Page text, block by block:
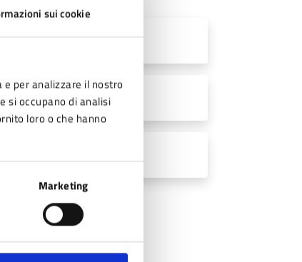
sui cookie
per analizzare il nostro
si occupano di analisi
loro o che hanno
Marketing